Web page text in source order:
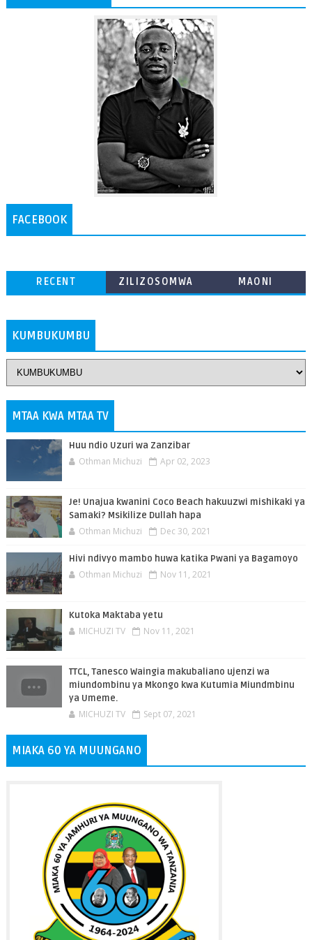
FACEBOOK
RECENT
ZILIZOSOMWA
MAONI
KUMBUKUMBU
MTAA KWA MTAA TV
Huu ndio Uzuri wa Zanzibar
Othman Michuzi Apr 02, 2023
Je! Unajua kwanini Coco Beach hakuuzwi mishikaki ya
Samaki? Msikilize Dullah hapa
Othman Michuzi Dec 30, 2021
Hivi ndivyo mambo huwa katika Pwani ya Bagamoyo
Othman Michuzi Nov 11, 2021
Kutoka Maktaba yetu
MICHUZI TV Nov 11, 2021
TTCL, Tanesco Waingia makubaliano ujenzi wa
miundombinu ya Mkongo kwa Kutumia Miundmbinu
ya Umeme.
MICHUZI TV Sept 07, 2021
MIAKA 60 YA MUUNGANO